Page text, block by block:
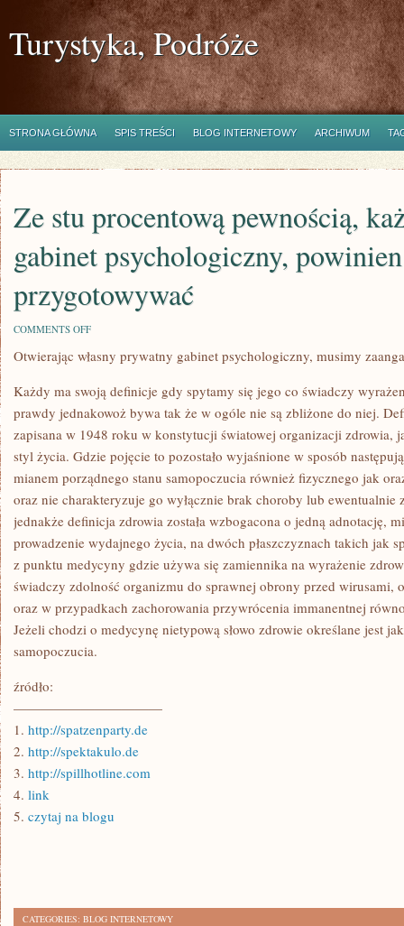
Turystyka, Podróże
STRONA GŁÓWNA SPIS TREŚCI BLOG INTERNETOWY ARCHIWUM
Ze stu procentową pewnością,
gabinet psychologiczny, powinien
przygotowywać
COMMENTS OFFON
STU
PROCENTOWĄ
KAŻDY
KTO
GABINET
PSYCHOLOGICZNY,
POWINIEN
PRZYGOTOWYWAĆ
Otwierając własny prywatny gabinet psychologiczny, musimy
Każdy ma swoją definicje gdy spytamy się jego co świadczy
prawdy jednakowoż bywa tak że w ogóle nie są zbliżone do niej.
zapisana w 1948 roku w konstytucji światowej organizacji zdrowia,
styl życia. Gdzie pojęcie to pozostało wyjaśnione w sposób
mianem porządnego stanu samopoczucia również fizycznego jak
oraz nie charakteryzuje go wyłącznie brak choroby lub ewentualnie
jednakże definicja zdrowia została wzbogacona o jedną adnotację,
prowadzenie wydajnego życia, na dwóch płaszczyznach takich jak
z punktu medycyny gdzie używa się zamiennika na wyrażenie
świadczy zdolność organizmu do sprawnej obrony przed wirusami,
oraz w przypadkach zachorowania przywrócenia immanentnej
Jeżeli chodzi o medycynę nietypową słowo zdrowie określane jest
samopoczucia.
źródło:
———————————
1. http://spatzenparty.de
2. http://spektakulo.de
3. http://spillhotline.com
4. link
5. czytaj na blogu
CATEGORIES: BLOG INTERNETOWY